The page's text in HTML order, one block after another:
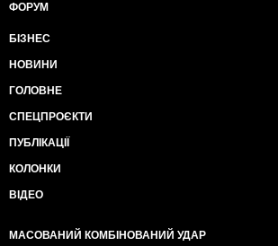
ФОРУМ
БІЗНЕС
НОВИНИ
ГОЛОВНЕ
СПЕЦПРОЄКТИ
ПУБЛІКАЦІЇ
КОЛОНКИ
ВІДЕО
МАСОВАНИЙ КОМБІНОВАНИЙ УДАР